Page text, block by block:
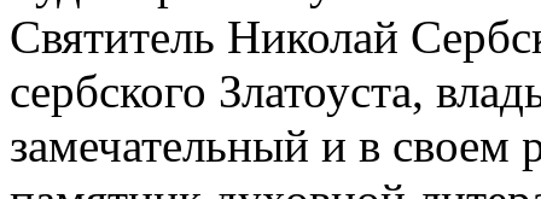
Святитель Николай
сербского Златоуста,
замечательный и в своем